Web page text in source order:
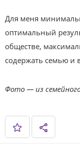
Для меня
оптимальный
обществе,
содержать семью и
Фото — из